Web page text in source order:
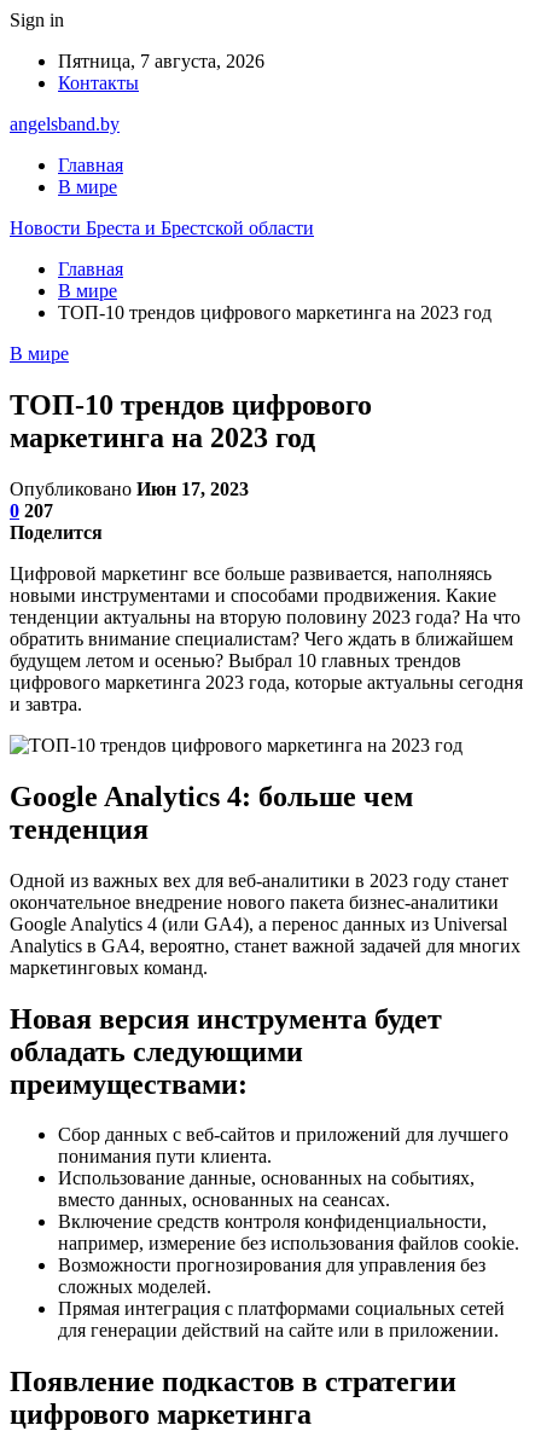
Sign in
Пятница, 7 августа, 2026
Контакты
angelsband.by
Главная
В мире
Новости Бреста и Брестской области
Главная
В мире
ТОП-10 трендов цифрового маркетинга на 2023 год
В мире
ТОП-10 трендов цифрового
маркетинга на 2023 год
Опубликовано Июн 17, 2023
0 207
Поделится
Цифровой маркетинг все больше развивается, наполняясь
новыми инструментами и способами продвижения. Какие
тенденции актуальны на вторую половину 2023 года? На что
обратить внимание специалистам? Чего ждать в ближайшем
будущем летом и осенью? Выбрал 10 главных трендов
цифрового маркетинга 2023 года, которые актуальны сегодня
и завтра.
Google Analytics 4: больше чем
тенденция
Одной из важных вех для веб-аналитики в 2023 году станет
окончательное внедрение нового пакета бизнес-аналитики
Google Analytics 4 (или GA4), а перенос данных из Universal
Analytics в GA4, вероятно, станет важной задачей для многих
маркетинговых команд.
Новая версия инструмента будет
обладать следующими
преимуществами:
Сбор данных с веб-сайтов и приложений для лучшего
понимания пути клиента.
Использование данные, основанных на событиях,
вместо данных, основанных на сеансах.
Включение средств контроля конфиденциальности,
например, измерение без использования файлов cookie.
Возможности прогнозирования для управления без
сложных моделей.
Прямая интеграция с платформами социальных сетей
для генерации действий на сайте или в приложении.
Появление подкастов в стратегии
цифрового маркетинга